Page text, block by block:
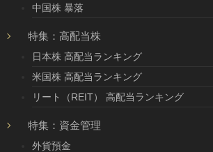
中国株 暴落
特集：高配当株
日本株 高配当ランキング
米国株 高配当ランキング
リート（REIT） 高配当ランキング
特集：資金管理
外貨預金